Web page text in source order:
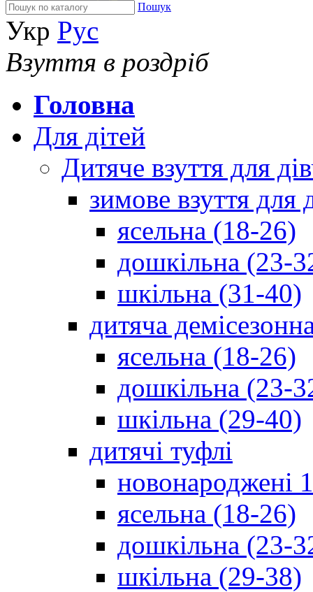
Пошук
Укр Рус
Взуття в роздріб
Головна
Для дітей
Дитяче взуття для
зимове взуття для
ясельна (18-26)
дошкільна (23-
шкільна (31-40)
дитяча
ясельна (18-26)
дошкільна (23-
шкільна (29-40)
дитячі туфлі
новонароджені
ясельна (18-26)
дошкільна (23-
шкільна (29-38)